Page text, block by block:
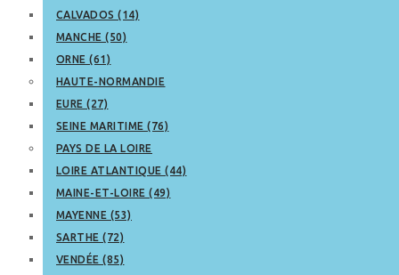
CALVADOS (14)
MANCHE (50)
ORNE (61)
HAUTE-NORMANDIE
EURE (27)
SEINE MARITIME (76)
PAYS DE LA LOIRE
LOIRE ATLANTIQUE (44)
MAINE-ET-LOIRE (49)
MAYENNE (53)
SARTHE (72)
VENDÉE (85)